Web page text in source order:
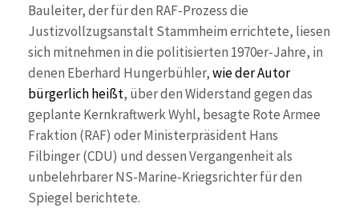
Bauleiter, der für den RAF-Prozess die
Justizvollzugsanstalt Stammheim errichtete, liesen
sich mitnehmen in die politisierten 1970er-Jahre, in
denen Eberhard Hungerbühler,wie der Autor
bürgerlich heißt, über den Widerstand gegen das
geplante Kernkraftwerk Wyhl, besagte Rote Armee
Fraktion (RAF) oder Ministerpräsident Hans
Filbinger (CDU) und dessen Vergangenheit als
unbelehrbarer NS-Marine-Kriegsrichter für den
Spiegel berichtete.